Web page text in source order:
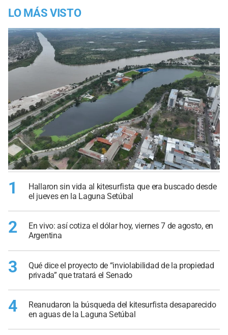
LO MÁS VISTO
1
Hallaron sin vida al kitesurfista que era buscado desde
el jueves en la Laguna Setúbal
2
En vivo: así cotiza el dólar hoy, viernes 7 de agosto, en
Argentina
3
Qué dice el proyecto de “inviolabilidad de la propiedad
privada” que tratará el Senado
4
Reanudaron la búsqueda del kitesurfista desaparecido
en aguas de la Laguna Setúbal